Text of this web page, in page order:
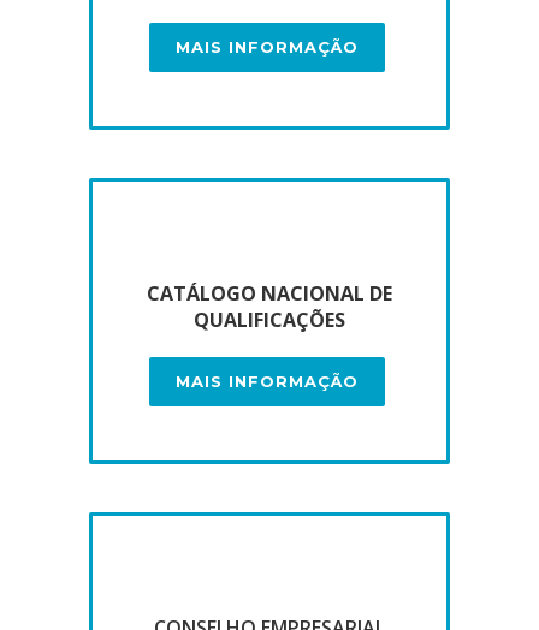
MAIS INFORMAÇÃO
CATÁLOGO NACIONAL DE
QUALIFICAÇÕES
MAIS INFORMAÇÃO